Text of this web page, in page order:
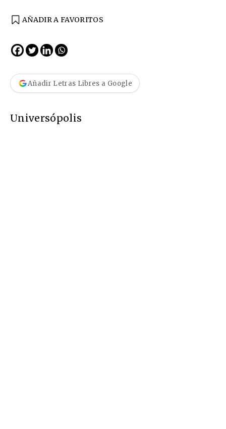
AÑADIR A FAVORITOS
Añadir Letras Libres a Google
Universópolis